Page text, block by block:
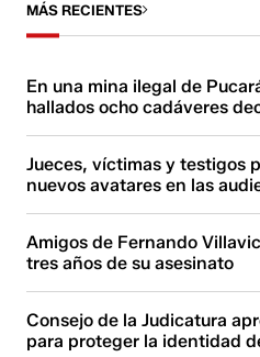
MÁS RECIENTES
En una mina ilegal de
hallados ocho cadáveres
Jueces, víctimas y testigos
nuevos avatares en las
Amigos de Fernando
tres años de su asesinato
Consejo de la Judicatura
para proteger la identidad